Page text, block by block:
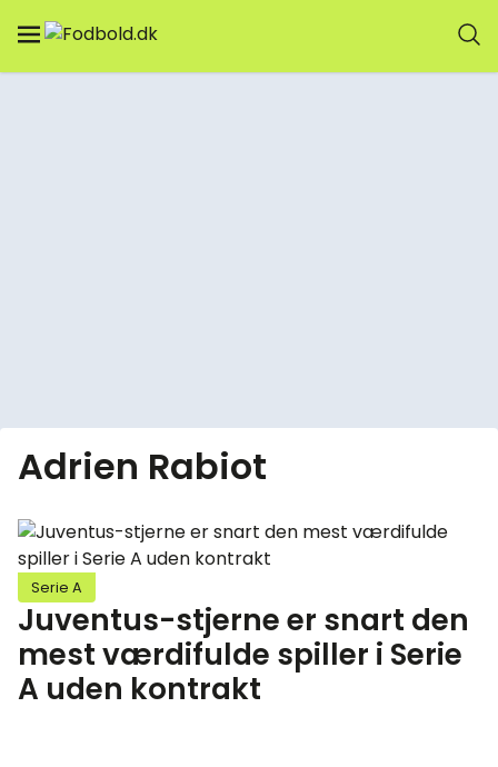
Adrien Rabiot
Serie A
Juventus-stjerne er snart den
mest værdifulde spiller i Serie
A uden kontrakt